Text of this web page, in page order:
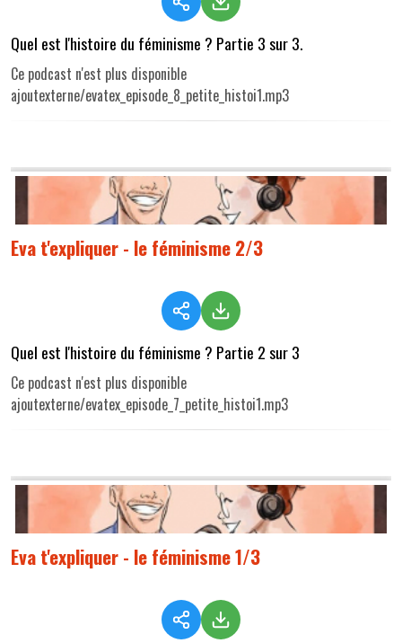
Quel est l'histoire du féminisme ? Partie 3 sur 3.
Ce podcast n'est plus disponible
ajoutexterne/evatex_episode_8_petite_histoi1.mp3
Eva t'expliquer - le féminisme 2/3
Quel est l'histoire du féminisme ? Partie 2 sur 3
Ce podcast n'est plus disponible
ajoutexterne/evatex_episode_7_petite_histoi1.mp3
Eva t'expliquer - le féminisme 1/3